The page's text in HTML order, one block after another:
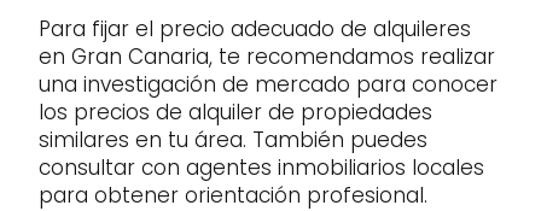
Para fijar el precio adecuado de alquileres
en Gran Canaria, te recomendamos realizar
una investigación de mercado para conocer
los precios de alquiler de propiedades
similares en tu área. También puedes
consultar con agentes inmobiliarios locales
para obtener orientación profesional.